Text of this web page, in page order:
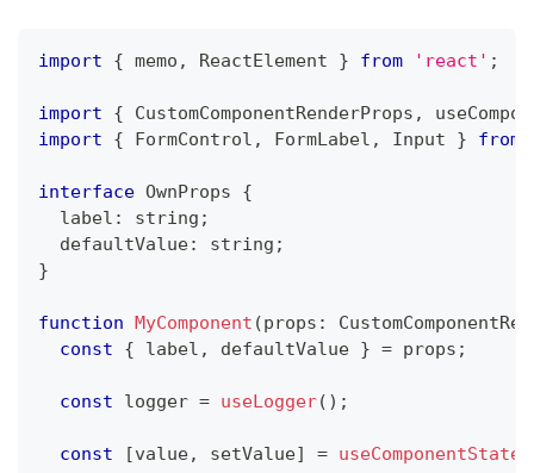
import { memo , ReactElement } from 'react' ;
import { CustomComponentRenderProps ,
import
{ FormControl , FormLabel , Input } from
interface OwnProps
{
  label
: string ;
  defaultValue
: string ;
}
function MyComponent (props :
const
{ label , defaultValue } = props ;
const logger = useLogger( ) ;
const [value, setValue] = useComponentState